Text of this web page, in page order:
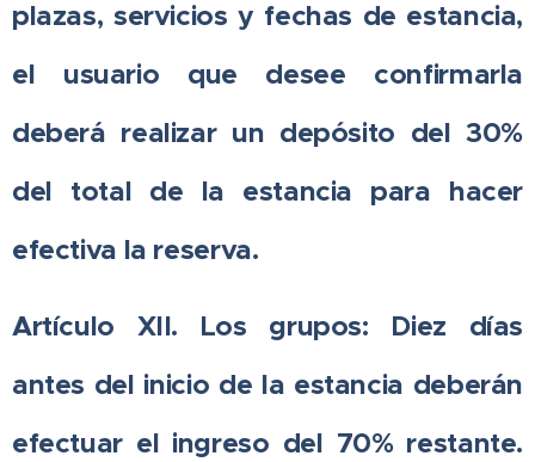
plazas, servicios y fechas de estancia,
el usuario que desee confirmarla
deberá realizar un depósito del 30%
del total de la estancia para hacer
efectiva la reserva.
Artículo XII. Los grupos: Diez días
antes del inicio de la estancia deberán
efectuar el ingreso del 70% restante.